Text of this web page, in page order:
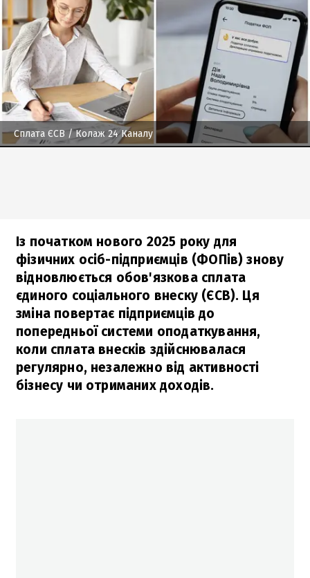
Сплата ЄСВ / Колаж 24 Каналу
Із початком нового 2025 року для
фізичних осіб-підприємців (ФОПів) знову
відновлюється обов'язкова сплата
єдиного соціального внеску (ЄСВ). Ця
зміна повертає підприємців до
попередньої системи оподаткування,
коли сплата внесків здійснювалася
регулярно, незалежно від активності
бізнесу чи отриманих доходів.